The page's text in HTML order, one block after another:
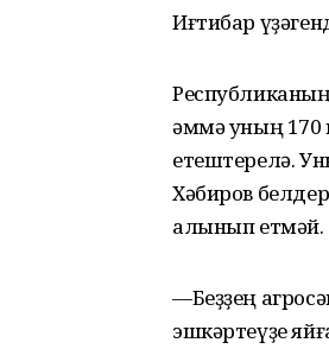
Иғтибар
әммә уның 170
етештерелә.
Хәбиров
алынып етмәй.
—Беҙҙең
эшкәртеүҙе